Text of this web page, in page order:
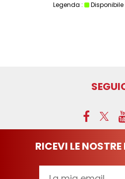
Legenda : Disponibile
RICEVI LE